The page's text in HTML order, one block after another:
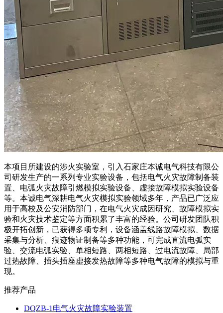
本项目所建设的涉火实验室，引入石家庄本诚电气科技有限公
司研发生产的一系列专业实验设备，包括电气火灾故障制备装
置、电弧火灾故障引燃模拟实验设备、虚接故障模拟实验设备
等。本诚电气深耕电气火灾模拟实验领域多年，产品已广泛应
用于高校及公安消防部门，在电气火灾成因研究、故障模拟实
验和火灾技术鉴定等方面积累了丰富的经验。公司研发团队积
极开拓创新，已获得多项专利，设备涵盖线路故障模拟、数据
采集与分析、痕迹物证制备等多种功能，可完成直流电弧实
验、交流电弧实验、单相短路、两相短路、过电流故障、局部
过热故障、插头插座虚接发热故障等多种电气故障的模拟与重
现。
推荐产品
DQZB-1电气火灾故障实验装置